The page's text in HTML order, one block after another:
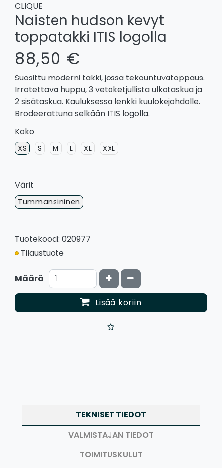
CLIQUE
Naisten hudson kevyt
toppatakki ITIS logolla
88,50 €
Suosittu moderni takki, jossa tekountuvatoppaus.
Irrotettava huppu, 3 vetoketjullista ulkotaskua ja
2 sisätaskua. Kauluksessa lenkki kuulokejohdolle.
Brodeerattuna selkään ITIS logolla.
Koko
XS S M L XL XXL
Värit
Tummansininen
Tuotekoodi: 020977
Tilaustuote
Määrä Kasvata määrää
Vähennä määrää
Lisää koriin
TEKNISET TIEDOT
VALMISTAJAN TIEDOT
TOIMITUSKULUT